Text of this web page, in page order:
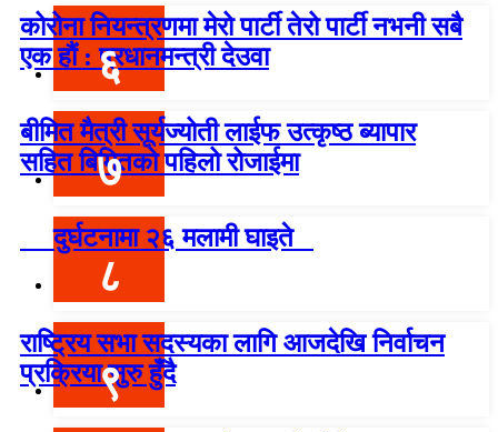
कोरोना नियन्त्रणमा मेरो पार्टी तेरो पार्टी नभनी सबै
एक हौं : प्रधानमन्त्री देउवा
६
बीमित मैत्री सूर्यज्योती लाईफ उत्कृष्ठ ब्यापार
सहित बिमितको पहिलो रोजाईमा
७
दुर्घटनामा २६ मलामी घाइते
८
राष्ट्रिय सभा सदस्यका लागि आजदेखि निर्वाचन
प्रक्रिया सुरु हुँदै
९